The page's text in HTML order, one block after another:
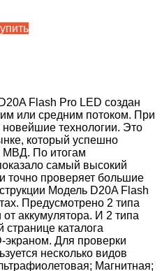
Flash Pro LED создан
или средним потоком. При
новейшие технологии. Это
который успешно
По итогам
самый высокий
точно проверяет большие
Модель D20A Flash
Предусмотрено 2 типа
от аккумулятора. И 2 типа
каталога
экраном. Для проверки
несколько видов
Магнитная;